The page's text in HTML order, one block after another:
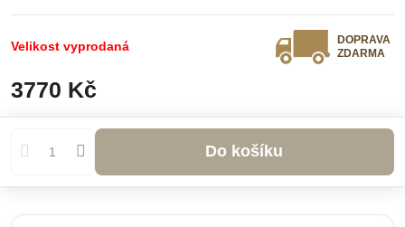
Velikost vyprodaná
DOPRAVA
ZDARMA
3770 Kč
Do košíku